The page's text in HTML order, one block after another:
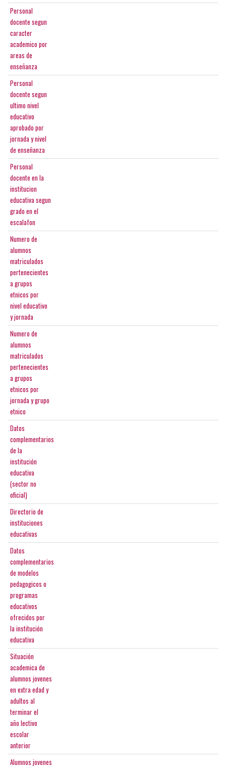
Personal
docente segun
caracter
academico por
areas de
enseñanza
Personal
docente segun
ultimo nivel
educativo
aprobado por
jornada y nivel
de enseñanza
Personal
docente en la
institucion
educativa segun
grado en el
escalafon
Numero de
alumnos
matriculados
pertenecientes
a grupos
etnicos por
nivel educativo
y jornada
Numero de
alumnos
matriculados
pertenecientes
a grupos
etnicos por
jornada y grupo
etnico
Datos
complementarios
de la
institución
educativa
(sector no
oficial)
Directorio de
instituciones
educativas
Datos
complementarios
de modelos
pedagogicos o
programas
educativos
ofrecidos por
la institución
educativa
Situación
academica de
alumnos jovenes
en extra edad y
adultos al
terminar el
año lectivo
escolar
anterior
Alumnos jovenes